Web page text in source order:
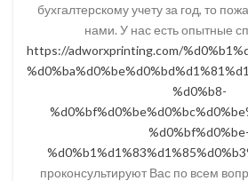
бухгалтерскому учету за год, то
нами. У нас есть опытные
https://adworxprinting.com/
%d0%b8-
%d0%bf%d0%be-
проконсультируют Вас по всем